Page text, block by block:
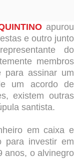
apurou
e outro junto
do
membros
para assinar um
um acordo de
existem outras
santista.
em caixa e
para investir em
anos, o alvinegro